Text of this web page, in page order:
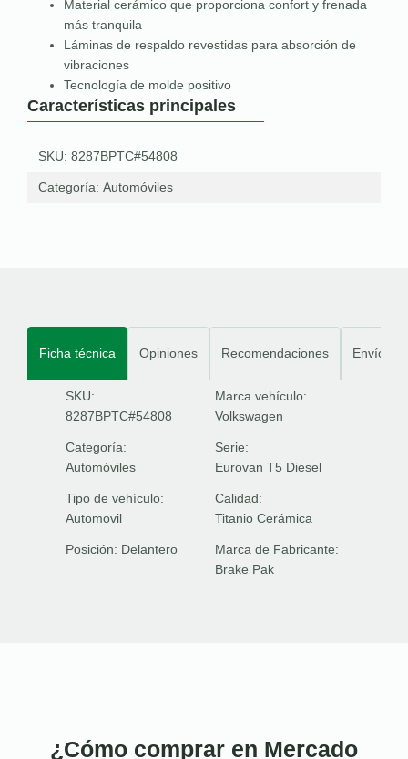
Material cerámico que proporciona confort y frenada
más tranquila
Láminas de respaldo revestidas para absorción de
vibraciones
Tecnología de molde positivo
Características principales
SKU: 8287BPTC#54808
Categoría: Automóviles
Ficha técnica Opiniones Recomendaciones Envíos
SKU:
8287BPTC#54808
Categoría:
Automóviles
Tipo de vehículo:
Automovil
Posición: Delantero
Marca vehículo:
Volkswagen
Serie:
Eurovan T5 Diesel
Calidad:
Titanio Cerámica
Marca de Fabricante:
Brake Pak
¿Cómo comprar en Mercado